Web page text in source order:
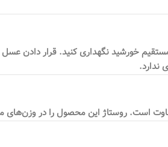
خورشید نگهداری کنید. قرار دادن
ندارد.
است. روستاژ این محصول را در وزن‌های